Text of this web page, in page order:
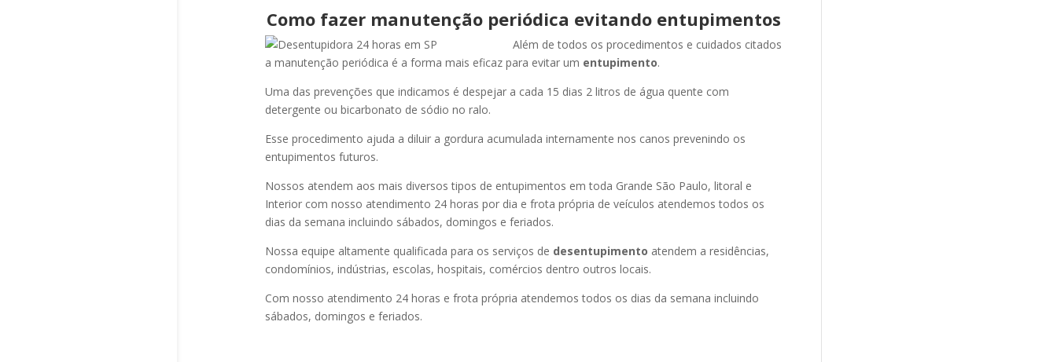
Como fazer manutenção periódica evitando entupimentos
Além de todos os procedimentos e cuidados citados
a manutenção periódica é a forma mais eficaz para evitar um entupimento.
Uma das prevenções que indicamos é despejar a cada 15 dias 2 litros de água quente com
detergente ou bicarbonato de sódio no ralo.
Esse procedimento ajuda a diluir a gordura acumulada internamente nos canos prevenindo os
entupimentos futuros.
Nossos atendem aos mais diversos tipos de entupimentos em toda Grande São Paulo, litoral e
Interior com nosso atendimento 24 horas por dia e frota própria de veículos atendemos todos os
dias da semana incluindo sábados, domingos e feriados.
Nossa equipe altamente qualificada para os serviços de desentupimento atendem a residências,
condomínios, indústrias, escolas, hospitais, comércios dentro outros locais.
Com nosso atendimento 24 horas e frota própria atendemos todos os dias da semana incluindo
sábados, domingos e feriados.